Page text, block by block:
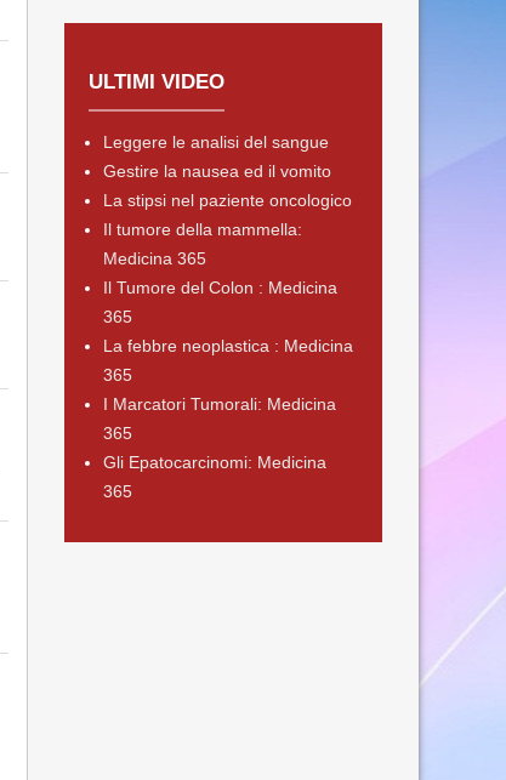
ULTIMI VIDEO
Leggere le analisi del sangue
Gestire la nausea ed il vomito
La stipsi nel paziente oncologico
Il tumore della mammella:
Medicina 365
Il Tumore del Colon : Medicina
365
La febbre neoplastica : Medicina
365
I Marcatori Tumorali: Medicina
365
Gli Epatocarcinomi: Medicina
365